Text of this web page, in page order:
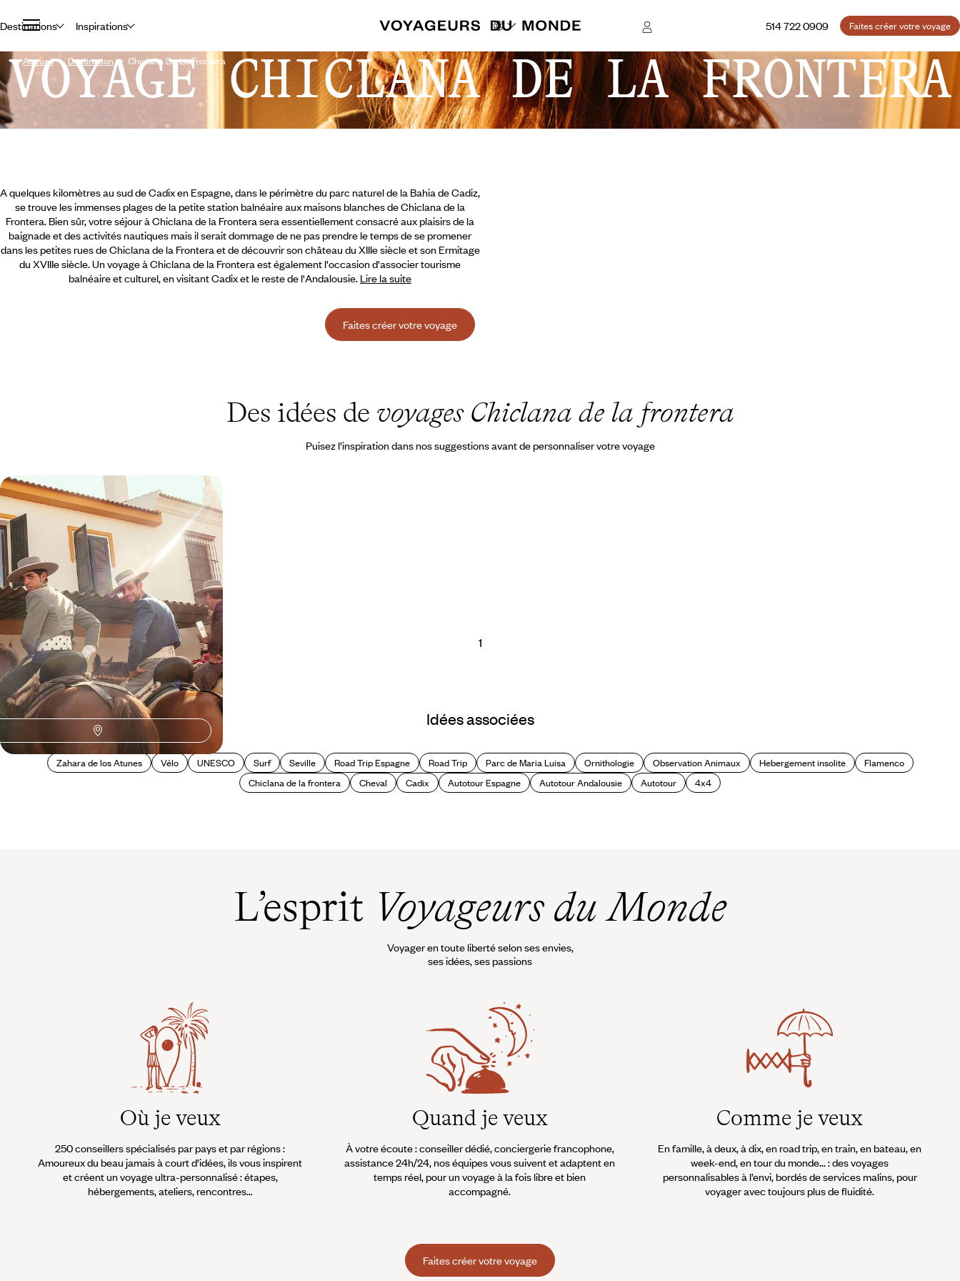
Destinations Inspirations 514 722 0909 Faites créer votre voyage
Accueil Destination Chiclana De La Frontera
VOYAGE CHICLANA DE LA FRONTERA
A quelques kilomètres au sud de Cadix en Espagne, dans le périmètre du parc naturel de la Bahia de Cadiz,
se trouve les immenses plages de la petite station balnéaire aux maisons blanches de Chiclana de la
Frontera. Bien sûr, votre séjour à Chiclana de la Frontera sera essentiellement consacré aux plaisirs de la
baignade et des activités nautiques mais il serait dommage de ne pas prendre le temps de se promener
dans les petites rues de Chiclana de la Frontera et de découvrir son château du XIIIe siècle et son Ermitage
du XVIIIe siècle. Un voyage à Chiclana de la Frontera est également l'occasion d'associer tourisme
balnéaire et culturel,en visitant Cadix et le reste de l'Andalousie. Lire la suite
Faites créer votre voyage
Des idées de voyages Chiclana de la frontera
Puisez l’inspiration dans nos suggestions avant de personnaliser votre voyage
Gran aventura familiale en
Andalousie - Séville, les plages et la
belle vie sauvage
Explorer les trésors andalous avec les enfants :
après le charme de Séville, la nature sauvage et
l'océan
9 jours, de 3500 à 4500 $ CA
1
Idées associées
Zahara de los Atunes Vélo UNESCO Surf Seville Road Trip Espagne Road Trip Parc de Maria Luisa Ornithologie Observation Animaux Hebergement insolite
Flamenco
Chiclana de la frontera
Cheval Cadix Autotour Espagne Autotour Andalousie Autotour 4x4
L’esprit Voyageurs du Monde
Voyager en toute liberté selon ses envies,
ses idées, ses passions
Où je veux
250 conseillers spécialisés par pays et par régions :
Amoureux du beau jamais à court d’idées, ils vous inspirent
et créent un voyage ultra-personnalisé : étapes,
hébergements, ateliers, rencontres…
Quand je veux
À votre écoute : conseiller dédié, conciergerie francophone,
assistance 24h/24, nos équipes vous suivent et adaptent en
temps réel, pour un voyage à la fois libre et bien
accompagné.
Comme je veux
En famille, à deux, à dix, en road trip, en train, en bateau, en
week-end, en tour du monde... : des voyages
personnalisables à l’envi, bordés de services malins, pour
voyager avec toujours plus de fluidité.
Faites créer votre voyage